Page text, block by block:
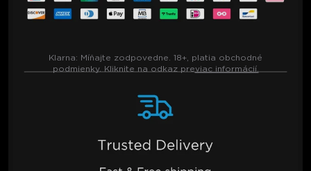
Klarna: Míňajte zodpovedne. 18+, platia obchodné
podmienky. Kliknite na odkaz previac informácií.